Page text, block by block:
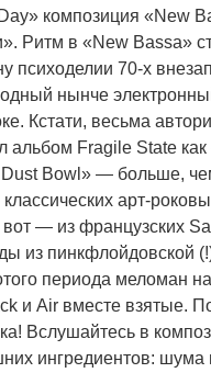
композиция «New
Ритм в «New Bassa»
психоделии 70-х
нынче
Кстати, весьма
альбом Fragile State
Dust Bowl» — больше,
арт-
— из французских
из пинкфлойдовской
периода меломан
и Air вместе взятые.
Вслушайтесь в
ингредиентов: шума